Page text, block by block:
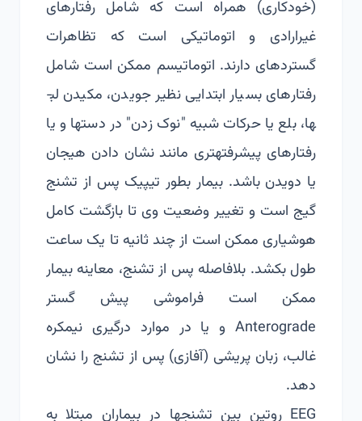
(خودکاری) همراه است که شامل رفتارهای
غیرارادی و اتوماتیکی است که تظاهرات
گسترده­ای دارند. اتوماتیسم ممکن است شامل
رفتارهای بسیار ابتدایی نظیر جویدن، مکیدن لب­
ها، بلع یا حرکات شبیه "نوک زدن" در دستها و یا
رفتارهای پیشرفته­تری مانند نشان دادن هیجان
یا دویدن باشد. بیمار بطور تیپیک پس از تشنج
گیج است و تغییر وضعیت وی تا بازگشت کامل
هوشیاری ممکن است از چند ثانیه تا یک ساعت
طول بکشد. بلافاصله پس از تشنج، معاینه بیمار
ممکن است فراموشی پیش گستر
Anterograde و یا در موارد درگیری نیمکره
غالب، زبان پریشی (آفازی) پس از تشنج را نشان
دهد.
EEG روتین بین تشنج­ها در بیماران مبتلا به